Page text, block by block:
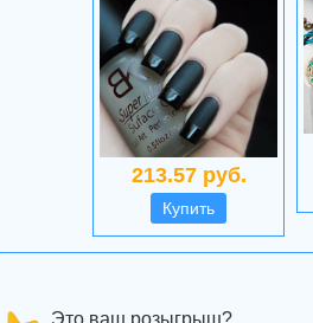
213.57 руб.
Купить
Это ваш розыгрыш?